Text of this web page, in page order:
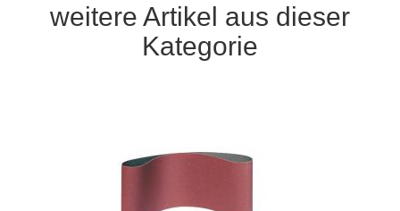
weitere Artikel aus dieser
Kategorie